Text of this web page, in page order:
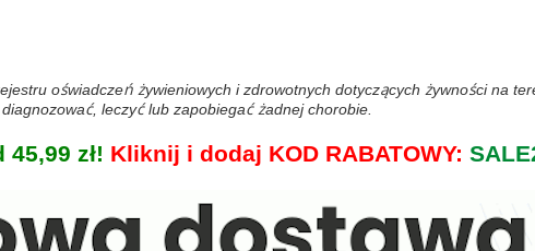
oświadczeń żywieniowych i zdrowotnych dotyczących żywności na
leczyć lub zapobiegać żadnej chorobie.
45,99 zł! Kliknij i dodaj KOD RABATOWY: